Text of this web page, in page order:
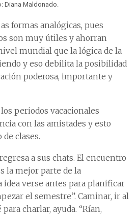
Diana Maldonado.
formas analógicas, pues
son muy útiles y ahorran
mundial que la lógica de la
y eso debilita la posibilidad
poderosa, importante y
periodos vacacionales
con las amistades y esto
clases.
a sus chats. El encuentro
la mejor parte de la
idea verse antes para planificar
el semestre”. Caminar, ir al
charlar, ayuda. “Rían,